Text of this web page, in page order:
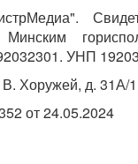
Минским
УНП
Хоружей, д. 31А/
от 24.05.2024